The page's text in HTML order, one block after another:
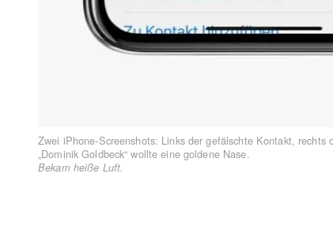
Zwei iPhone-Screenshots: Links der gefälschte Kontakt, rechts
„Dominik Goldbeck“ wollte eine goldene Nase.
Bekam heiße Luft.